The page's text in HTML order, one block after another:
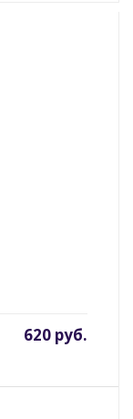
620 руб.